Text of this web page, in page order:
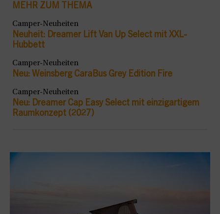
MEHR ZUM THEMA
Camper-Neuheiten
Neuheit: Dreamer Lift Van Up Select mit XXL-
Hubbett
Camper-Neuheiten
Neu: Weinsberg CaraBus Grey Edition Fire
Camper-Neuheiten
Neu: Dreamer Cap Easy Select mit einzigartigem
Raumkonzept (2027)